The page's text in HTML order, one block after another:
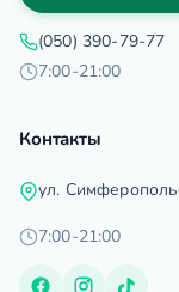
(050) 390-79-77
7:00-21:00
Контакты
ул.
7:00-21:00